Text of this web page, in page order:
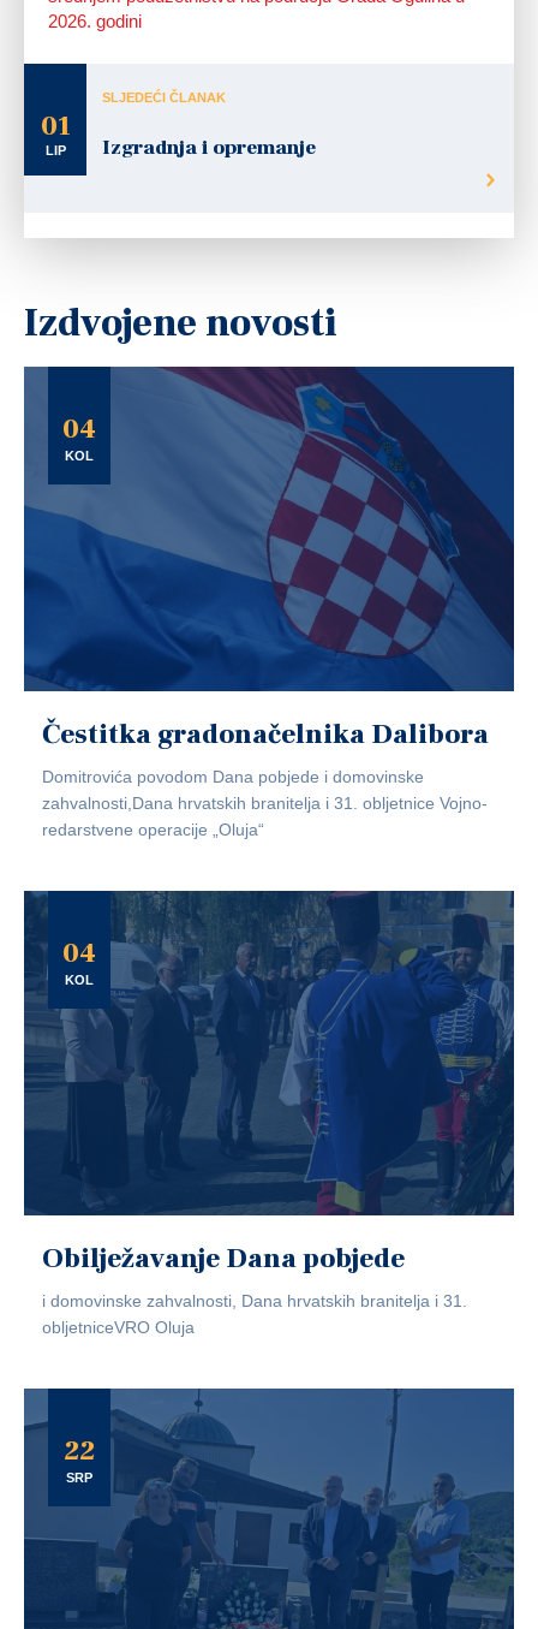
2026. godini
01
LIP
SLJEDEĆI ČLANAK
Izgradnja i opremanje
Izdvojene novosti
04
KOL
Čestitka gradonačelnika Dalibora
Domitrovića povodom Dana pobjede i domovinske
zahvalnosti,Dana hrvatskih branitelja i 31. obljetnice Vojno-
redarstvene operacije „Oluja“
04
KOL
Obilježavanje Dana pobjede
i domovinske zahvalnosti, Dana hrvatskih branitelja i 31.
obljetniceVRO Oluja
22
SRP